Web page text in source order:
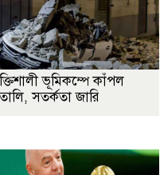
ভূমিকম্পে কাঁপল
সতর্কতা জারি